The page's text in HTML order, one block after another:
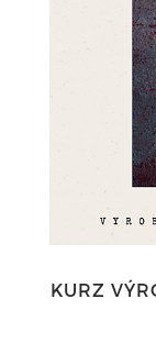
KURZ